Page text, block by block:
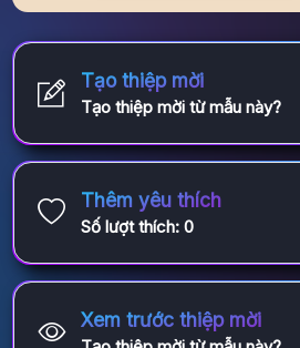
Tạo thiệp mời
Tạo thiệp mời từ mẫu này?
Thêm yêu thích
Số lượt thích: 0
Xem trước thiệp mời